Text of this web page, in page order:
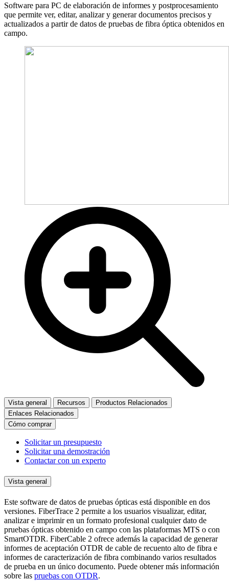
Software para PC de elaboración de informes y postprocesamiento
que permite ver, editar, analizar y generar documentos precisos y
actualizados a partir de datos de pruebas de fibra óptica obtenidos en
campo.
Vista general Recursos
Productos Relacionados
Enlaces Relacionados
Cómo comprar
Solicitar un presupuesto
Solicitar una demostración
Contactar con un experto
Vista general
Este software de datos de pruebas ópticas está disponible en dos
versiones. FiberTrace 2 permite a los usuarios visualizar, editar,
analizar e imprimir en un formato profesional cualquier dato de
pruebas ópticas obtenido en campo con las plataformas MTS o con
SmartOTDR. FiberCable 2 ofrece además la capacidad de generar
informes de aceptación OTDR de cable de recuento alto de fibra e
informes de caracterización de fibra combinando varios resultados
de prueba en un único documento. Puede obtener más información
sobre las pruebas con OTDR.